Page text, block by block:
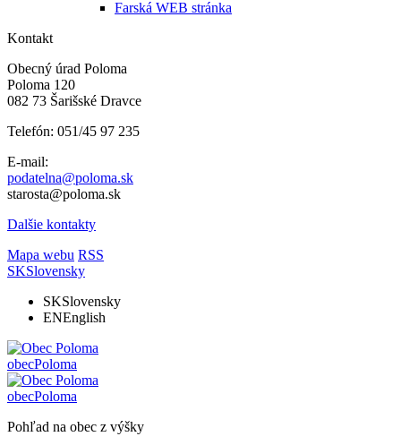
Farská WEB stránka
Kontakt
Obecný úrad Poloma
Poloma 120
082 73 Šarišské Dravce
Telefón: 051/45 97 235
E-mail:
podatelna@poloma.sk
starosta@poloma.sk
Dalšie kontakty
Mapa webu RSS
SKSlovensky
SKSlovensky
ENEnglish
obecPoloma
obecPoloma
Pohľad na obec z výšky